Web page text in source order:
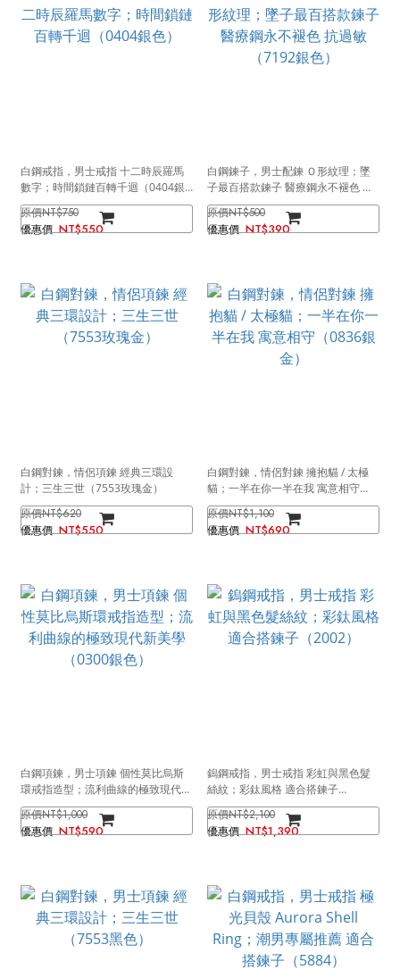
白鋼戒指，男士戒指 十二時辰羅馬
數字；時間鎖鏈百轉千迴（0404銀
色）
NT$750
NT$550
白鋼鍊子，男士配鍊 Ｏ形紋理；墜
子最百搭款鍊子 醫療鋼永不褪色 抗
過敏（7192銀色）
NT$500
NT$390
白鋼對鍊，情侶項鍊 經典三環設
計；三生三世（7553玫瑰金）
NT$620
NT$550
白鋼對鍊，情侶對鍊 擁抱貓 / 太極
貓；一半在你一半在我 寓意相守
（0836銀金）
NT$1,100
NT$690
白鋼項鍊，男士項鍊 個性莫比烏斯
環戒指造型；流利曲線的極致現代新
美學（0300銀色）
NT$1,000
NT$590
鎢鋼戒指，男士戒指 彩虹與黑色髮
絲紋；彩鈦風格 適合搭鍊子
（2002）
NT$2,100
NT$1,390